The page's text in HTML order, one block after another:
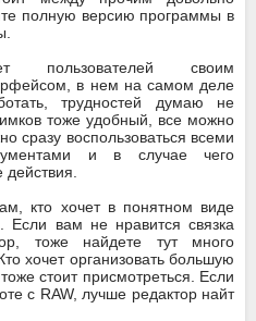
полную версию программы в
пользователей своим
в нем на самом деле
трудностей думаю не
тоже удобный, все можно
сразу воспользоваться всеми
и в случае чего
кто хочет в понятном виде
Если вам не нравится связка
тоже найдете тут много
хочет организовать большую
стоит присмотреться. Если
с RAW, лучше редактор найт